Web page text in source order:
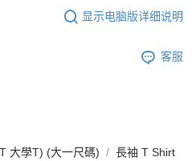
显示电脑版详细说明
客服
大學T) (大一尺碼) 長袖 T Shirt